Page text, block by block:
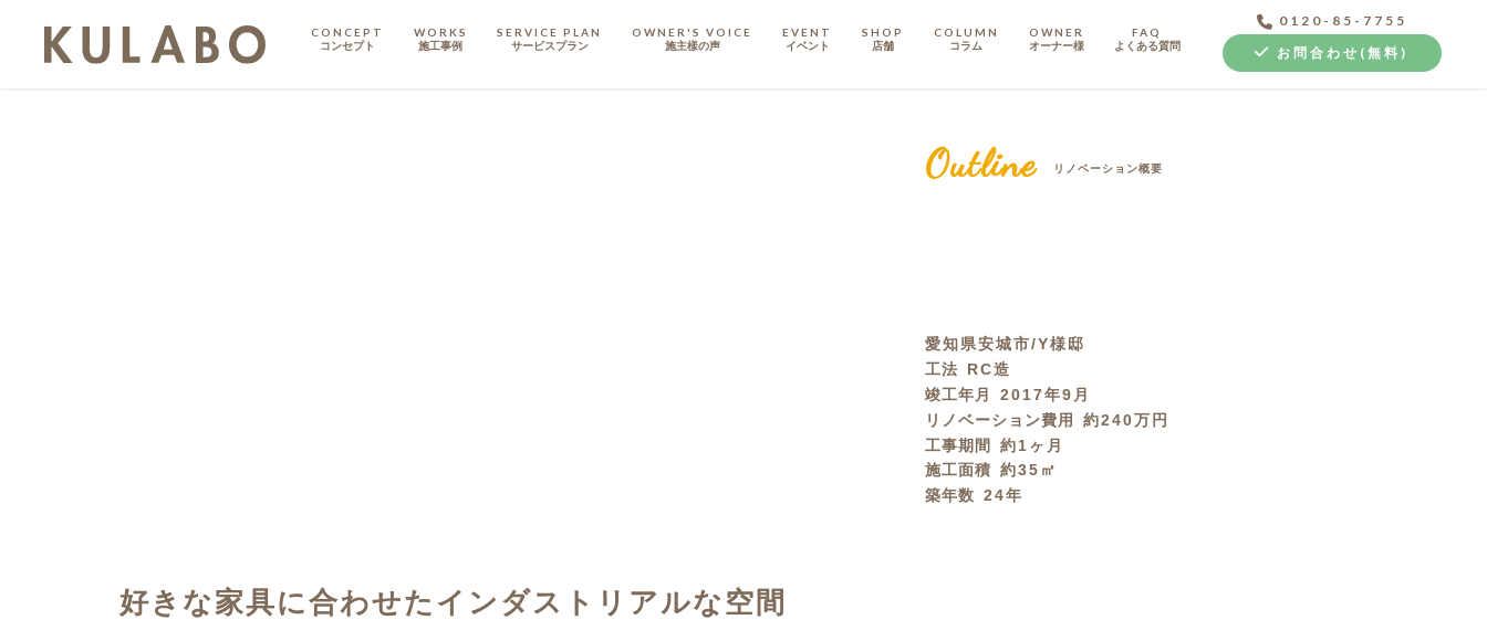
CONCEPT
コンセプト
WORKS
施工事例
SERVICE PLAN
サービスプラン
OWNER'S VOICE
施主樣の声
EVENT
イベント
SHOP
店舗
COLUMN
コラム
OWNER
オーナー様
FAQ
よくある質問
0120-85-7755
お問合わせ(無料)
好きな家具に合わせたインダストリアルな空間
Outline リノベーション概要
愛知県安城市/Y様邸
工法
RC造
竣工年月
2017年9月
リノベーション費用
約240万円
工事期間 約1ヶ月
施工面積 約35㎡
築年数 24年